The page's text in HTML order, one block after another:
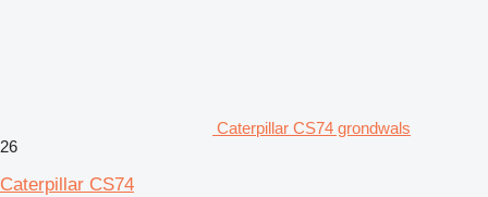
Caterpillar CS74 grondwals
26
Caterpillar CS74